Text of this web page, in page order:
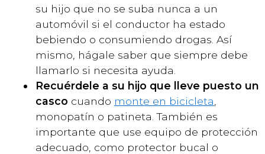
su hijo que no se suba nunca a un
automóvil si el conductor ha estado
bebiendo o consumiendo drogas. Así
mismo, hágale saber que siempre debe
llamarlo si necesita ayuda.
Recuérdele a su hijo que lleve puesto un
casco cuando monte en bicicleta
monopatín o patineta. También es
importante que use equipo de protección
adecuado, como protector bucal o